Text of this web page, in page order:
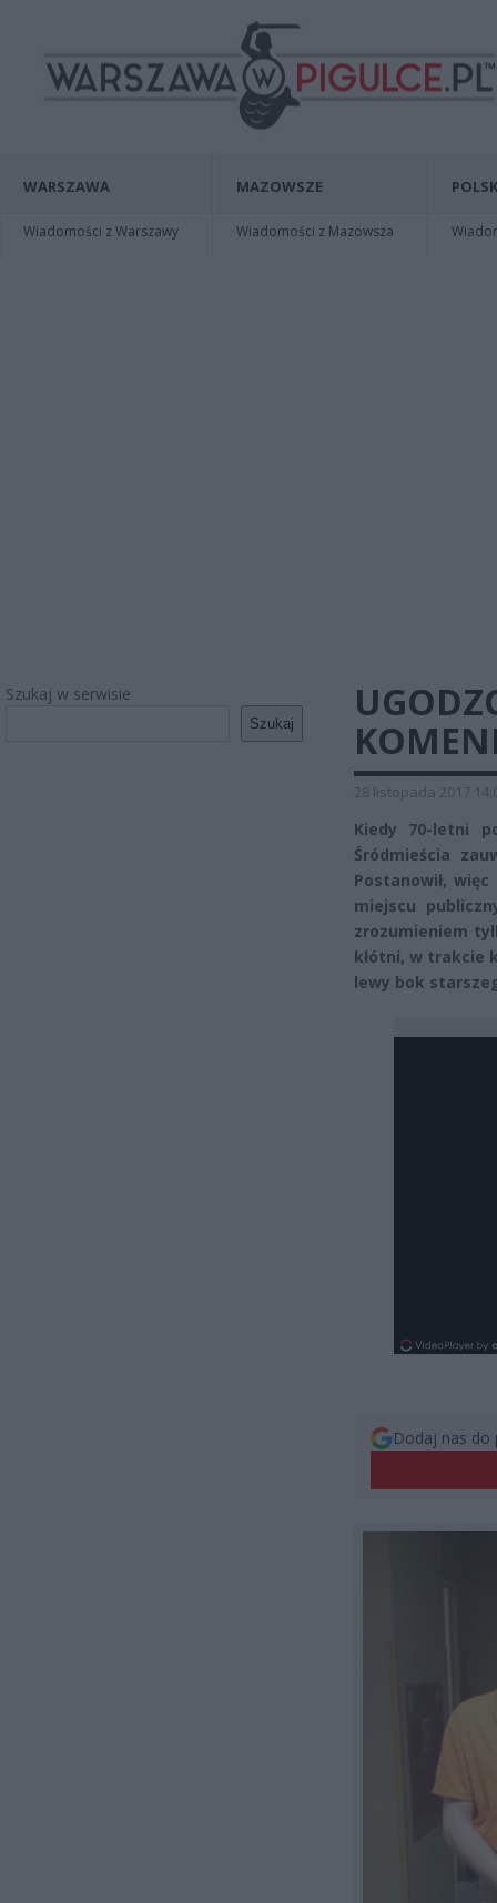
WARSZAWA
Wiadomości z Warszawy
MAZOWSZE
Wiadomości z Mazowsza
Szukaj w serwisie
Szukaj
28 listopada 2017
Kiedy 70-letni
Śródmieścia
Postanowił,
miejscu
zrozumieniem
kłótni, w trakcie
lewy bok
Dodaj nas do